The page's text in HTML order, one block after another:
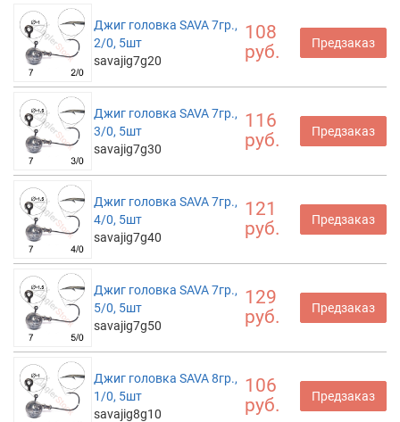
Джиг головка SAVA 7гр.,
2/0, 5шт
savajig7g20
108
руб.
Предзаказ
Джиг головка SAVA 7гр.,
3/0, 5шт
savajig7g30
116
руб.
Предзаказ
Джиг головка SAVA 7гр.,
4/0, 5шт
savajig7g40
121
руб.
Предзаказ
Джиг головка SAVA 7гр.,
5/0, 5шт
savajig7g50
129
руб.
Предзаказ
Джиг головка SAVA 8гр.,
1/0, 5шт
savajig8g10
106
руб.
Предзаказ